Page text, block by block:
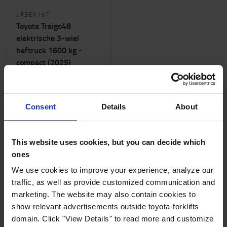
Consent Details About
This website uses cookies, but you can decide which
ones
We use cookies to improve your experience, analyze our
traffic, as well as provide customized communication and
marketing. The website may also contain cookies to
show relevant advertisements outside toyota-forklifts
domain. Click "View Details" to read more and customize
9FBEK16T
Toyota Traigo48
elektrische 3-wiel
heftruck 1600 kg -
compact (2025)
1600kg 7500mm 48volt
VRAAG OFFERTE
9 van 34 producten worden getoond
MEER LADEN